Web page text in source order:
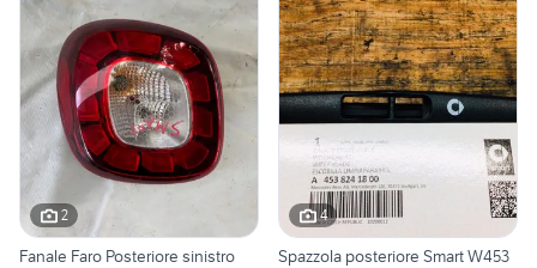
2
Fanale Faro Posteriore sinistro
4
Spazzola posteriore Smart W453